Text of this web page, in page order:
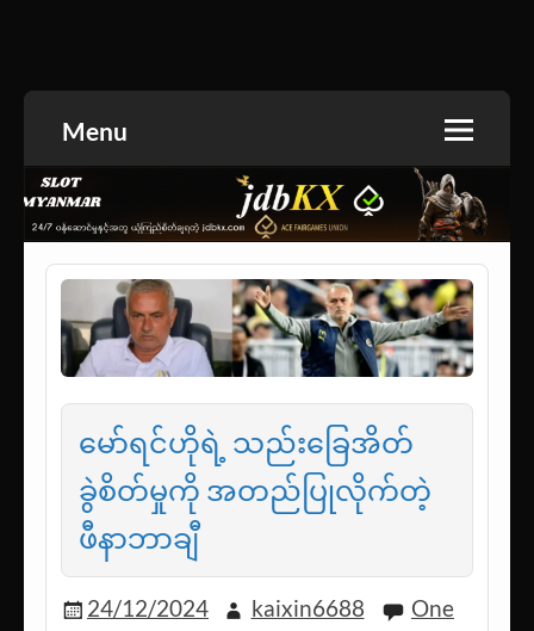
ဝတ္ထုတို
Menu
မော်ရင်ဟိုရဲ့ သည်းခြေအိတ်
ခွဲစိတ်မှုကို အတည်ပြုလိုက်တဲ့
ဖီနာဘာချီ
24/12/2024 kaixin6688
One